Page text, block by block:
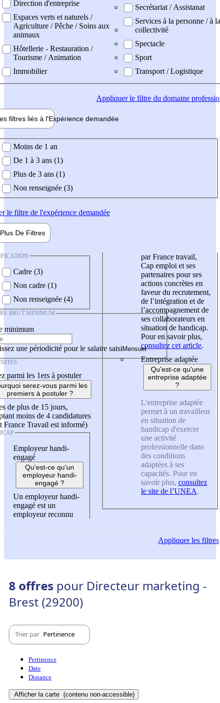
Direction d'entreprise
Espaces verts et naturels /
Agriculture / Pêche / Soins aux
animaux
Hôtellerie - Restauration /
Tourisme / Animation
Immobilier
Secrétariat / Assistanat
Services à la personne / à la
collectivité
Spectacle
Sport
Transport / Logistique
Appliquerle filtre du domaine
filtres liés à l'Expérience demandée
demandée
Moins de 1 an
De 1 à 3 ans (1)
Plus de 3 ans (1)
Non renseignée (3)
le filtre de l'expérience demandée
Plus De Filtres
Cadre (3)
Non cadre (1)
Non renseignée (4)
BRUT MINIMUM
minimum
une périodicité pour le salaire saisi
parmi les 1ers à postuler
serez-vous parmi les
premiers à postuler ?
de plus de 15 jours,
moins de 4 candidatures
France Travail est informé)
Employeur handi-
engagé
Qu'est-ce qu'un
employeur handi-
engagé ?
Un employeur handi-
engagé est un
employeur reconnu
par France travail,
Cap emploi et ses
partenaires pour ses
actions concrètes en
faveur du recrutement,
de l’intégration et de
l’accompagnement de
ses collaborateurs en
situation de handicap.
Pour en savoir plus,
consultez cet article.
Entreprise adaptée
Qu'est-ce qu'une
entreprise adaptée
?
L'entreprise adaptée
permet à un travailleur
en situation de
handicap d'exercer
une activité
professionnelle dans
des conditions
adaptées à ses
capacités. Pour en
savoir plus, consultez
le site de l’UNEA.
Appliquerles filtres
8 offres pour Directeur marketing -
Brest (29200)
Trier par Pertinence
Pertinence
Date
Distance
Afficher la carte (contenu non-accessible)